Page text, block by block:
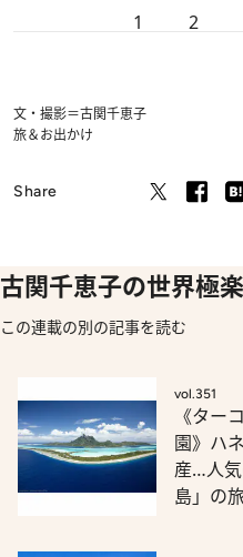
1 2
文・撮影＝古関千恵子
旅＆お出かけ
Share
古関千恵子の世界極
この連載の別の記事を読む
vol.351
《ター
園》ハ
産…人
島」の